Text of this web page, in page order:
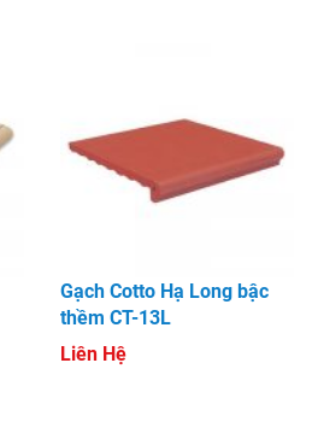
Gạch Cotto Hạ Long bậc
thềm CT-13L
Liên Hệ